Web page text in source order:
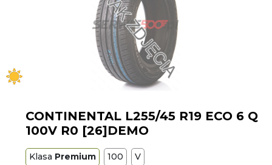
CONTINENTAL L255/45 R19 ECO 6 Q
100V R0 [26]DEMO
Klasa Premium 100 V